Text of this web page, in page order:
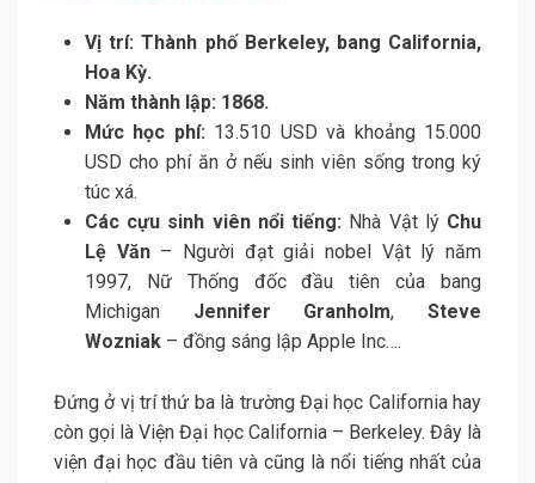
Vị trí: Thành phố Berkeley, bang California,
Hoa Kỳ.
Năm thành lập: 1868.
Mức học phí: 13.510 USD và khoảng 15.000
USD cho phí ăn ở nếu sinh viên sống trong ký
túc xá.
Các cựu sinh viên nổi tiếng: Nhà Vật lý Chu
Lệ Văn– Người đạt giải nobel Vật lý năm
1997, Nữ Thống đốc đầu tiên của bang
Michigan Jennifer Granholm,Steve
Wozniak – đồng sáng lập Apple Inc….
Đứng ở vị trí thứ ba là trường Đại học California hay
còn gọi là Viện Đại học California – Berkeley. Đây là
viện đại học đầu tiên và cũng là nổi tiếng nhất của